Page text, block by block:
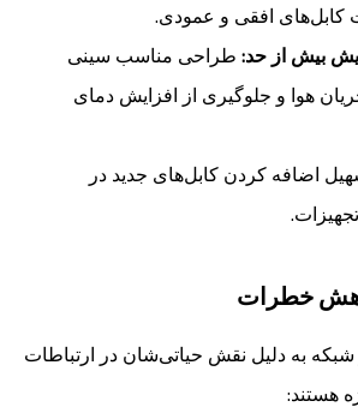
کابل‌های افقی و عمودی.
بیش از حد: طراحی مناسب سینی
هوا و جلوگیری از افزایش دمای
اضافه کردن کابل‌های جدید در
خطرات
شبکه به دلیل نقش حیاتی‌شان در ارتباطات
هستند: